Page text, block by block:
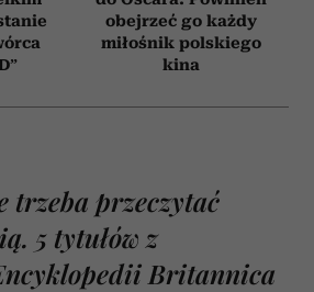
obejrzeć go każdy
miłośnik polskiego
kina
trzeba przeczytać
5 tytułów z
Britannica